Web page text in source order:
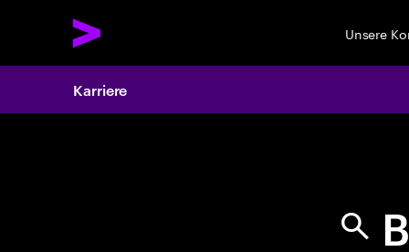
Unsere
Karriere